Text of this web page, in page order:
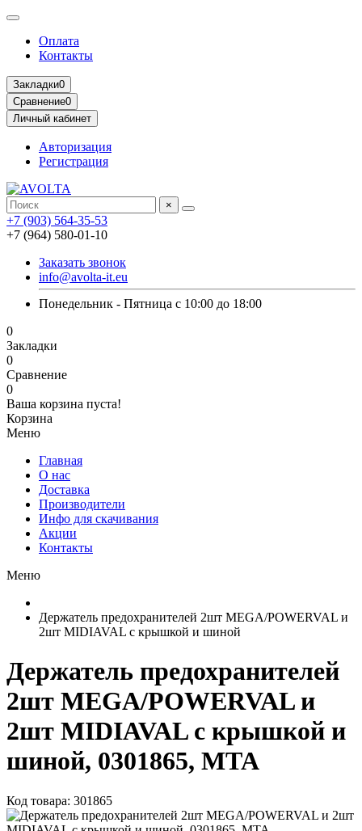
Оплата
Контакты
Закладки0
Сравнение0
Личный кабинет
Авторизация
Регистрация
×
+7 (903) 564-35-53
+7 (964) 580-01-10
Заказать звонок
info@avolta-it.eu
Понедельник - Пятница с 10:00 до 18:00
0
Закладки
0
Сравнение
0
Ваша корзина пуста!
Корзина
Меню
Главная
О нас
Доставка
Производители
Инфо для скачивания
Акции
Контакты
Меню
Держатель предохранителей 2шт MEGA/POWERVAL и
2шт MIDIAVAL с крышкой и шиной
Держатель предохранителей
2шт MEGA/POWERVAL и
2шт MIDIAVAL с крышкой и
шиной, 0301865, MTA
Код товара: 301865